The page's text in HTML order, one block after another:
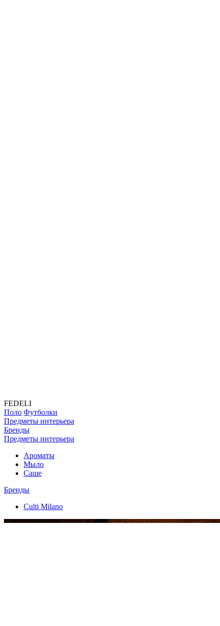
FEDELI
Поло Футболки
Предметы интерьера
Бренды
Предметы интерьера
Ароматы
Мыло
Саше
Бренды
Culti Milano